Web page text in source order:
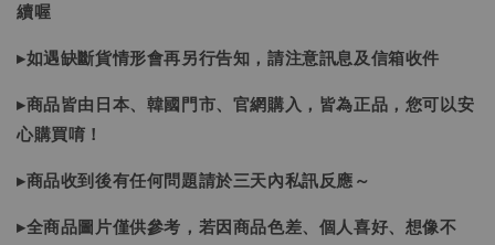
續喔
▸如遇缺斷貨情形會再另行告知，請注意訊息及信箱收件
▸商品皆由日本、韓國門市、官網購入，皆為正品，您可以安
心購買唷！
▸商品收到後有任何問題請於三天內私訊反應～
▸全商品圖片僅供參考，若因商品色差、個人喜好、想像不